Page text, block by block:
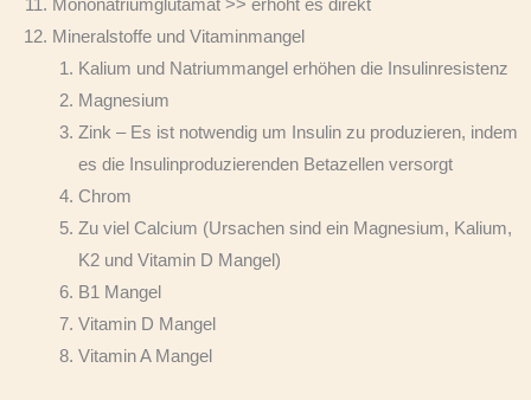
Mononatriumglutamat >> erhöht es direkt
Mineralstoffe und Vitaminmangel
Kalium und Natriummangel erhöhen die Insulinresistenz
Magnesium
Zink – Es ist notwendig um Insulin zu produzieren, indem
es die Insulinproduzierenden Betazellen versorgt
Chrom
Zu viel Calcium (Ursachen sind ein Magnesium, Kalium,
K2 und Vitamin D Mangel)
B1 Mangel
Vitamin D Mangel
Vitamin A Mangel